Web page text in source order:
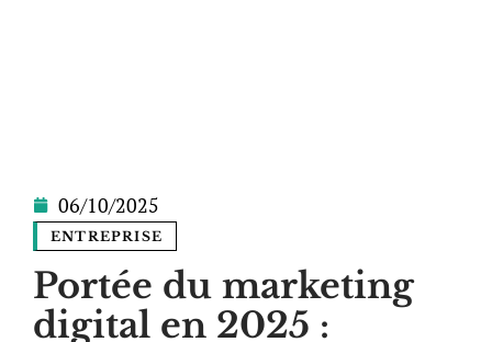
06/10/2025
ENTREPRISE
Portée du marketing
digital en 2025 :